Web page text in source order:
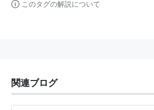
このタグの解説について
関連ブログ